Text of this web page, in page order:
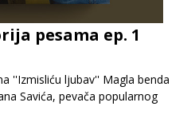
pesama ep. 1
''Izmisliću ljubav'' Magla benda
Savića, pevača popularnog